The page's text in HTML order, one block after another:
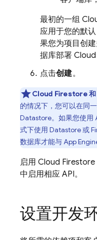
最初的一组
应用于您的默认
果您为项目创
据库部署
点击创建。
Cloud Firestore和
的情况下，您可以在同
Datastore。如果您使用
式下使用 Datastore 或
数据库才能与App
启用 Cloud Firestore
中启用相应 API。
设置开发